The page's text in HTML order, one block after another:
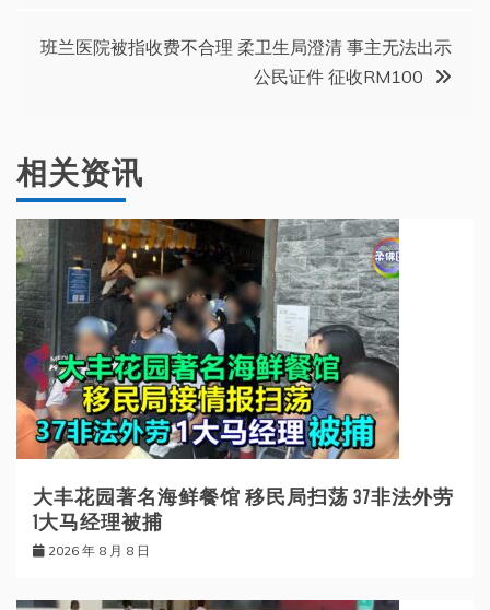
班兰医院被指收费不合理 柔卫生局澄清 事主无法出示
公民证件 征收RM100
相关资讯
大丰花园著名海鲜餐馆 移民局扫荡 37非法外劳
1大马经理被捕
2026 年 8 月 8 日